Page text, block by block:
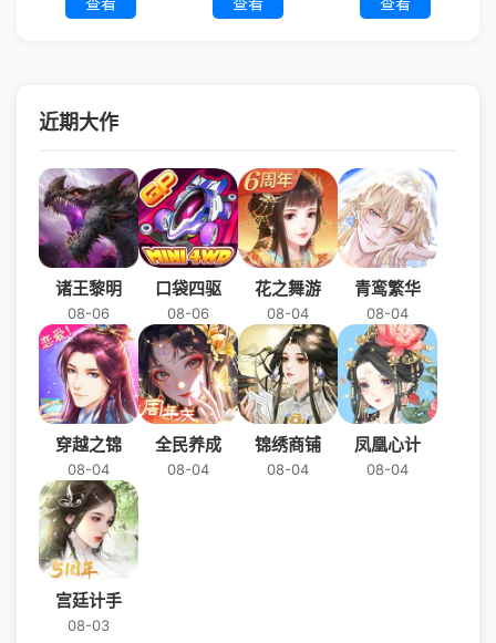
近期大作
诸王黎明
08-06
口袋四驱
08-06
花之舞游
08-04
青鸾繁华
08-04
穿越之锦
08-04
全民养成
08-04
锦绣商铺
08-04
凤凰心计
08-04
宫廷计手
08-03